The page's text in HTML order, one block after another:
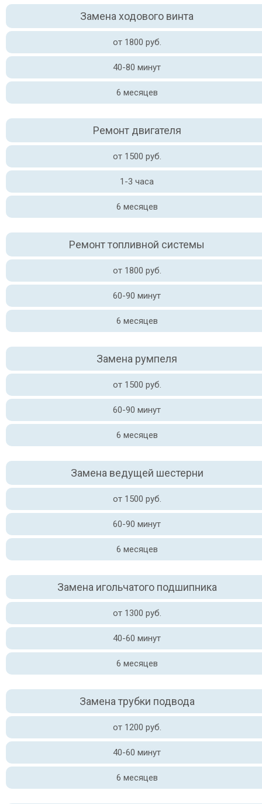
Замена ходового винта
от 1800 руб.
40-80 минут
6 месяцев
Ремонт двигателя
от 1500 руб.
1-3 часа
6 месяцев
Ремонт топливной системы
от 1800 руб.
60-90 минут
6 месяцев
Замена румпеля
от 1500 руб.
60-90 минут
6 месяцев
Замена ведущей шестерни
от 1500 руб.
60-90 минут
6 месяцев
Замена игольчатого подшипника
от 1300 руб.
40-60 минут
6 месяцев
Замена трубки подвода
от 1200 руб.
40-60 минут
6 месяцев